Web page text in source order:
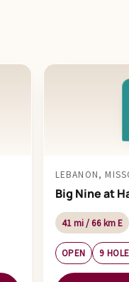
LEBANON,
Big Nine at
41 mi / 66 km E
OPEN 9